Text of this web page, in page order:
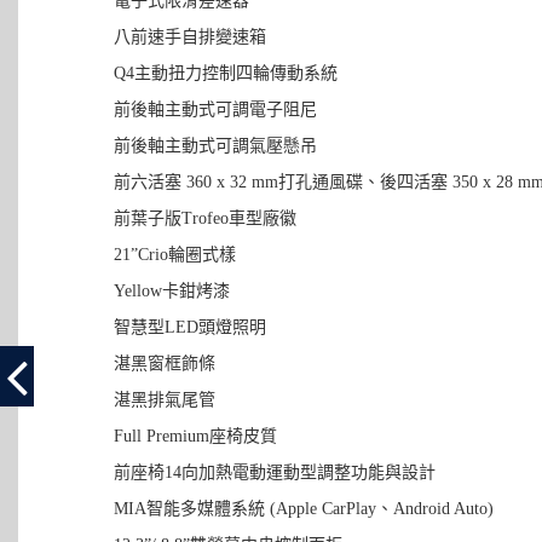
八前速手自排變速箱
Q4主動扭力控制四輪傳動系統
前後軸主動式可調電子阻尼
前後軸主動式可調氣壓懸吊
前六活塞 360 x 32 mm打孔通風碟、後四活塞 350 x 28
前葉子版Trofeo車型廠徽
21”Crio輪圈式樣
Yellow卡鉗烤漆
智慧型LED頭燈照明
湛黑窗框飾條
湛黑排氣尾管
Full Premium座椅皮質
前座椅14向加熱電動運動型調整功能與設計
MIA智能多媒體系統 (Apple CarPlay、Android Auto)